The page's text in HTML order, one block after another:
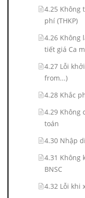
4.25 Không
phí (THKP)
4.26 Không
tiết giá Ca
4.27 Lỗi
from...)
4.28 Khắc
4.29 Không
toán
4.30 Nhập
4.31 Không
BNSC
4.32 Lỗi khi